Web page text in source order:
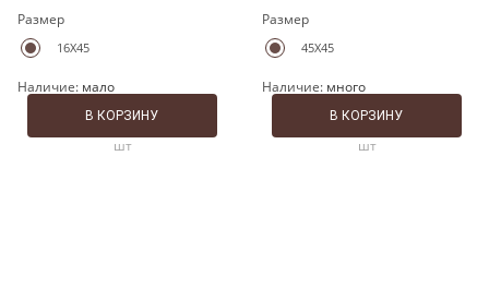
Размер
16X45
Наличие: мало
шт
В КОРЗИНУ
Размер
45X45
Наличие: много
шт
В КОРЗИНУ